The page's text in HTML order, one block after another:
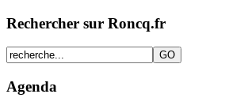
Rechercher sur Roncq.fr
Agenda